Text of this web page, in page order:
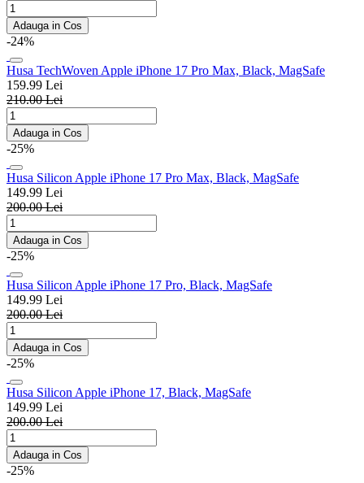
Adauga in Cos
-24%
Husa TechWoven Apple iPhone 17 Pro Max, Black, MagSafe
159.99 Lei
210.00 Lei
Adauga in Cos
-25%
Husa Silicon Apple iPhone 17 Pro Max, Black, MagSafe
149.99 Lei
200.00 Lei
Adauga in Cos
-25%
Husa Silicon Apple iPhone 17 Pro, Black, MagSafe
149.99 Lei
200.00 Lei
Adauga in Cos
-25%
Husa Silicon Apple iPhone 17, Black, MagSafe
149.99 Lei
200.00 Lei
Adauga in Cos
-25%